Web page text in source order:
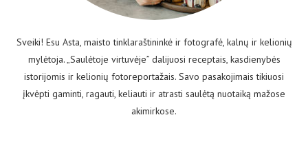
Sveiki! Esu Asta, maisto tinklaraštininkė ir fotografė, kalnų ir kelionių
mylėtoja. „Saulėtoje virtuvėje” dalijuosi receptais, kasdienybės
istorijomis ir kelionių fotoreportažais. Savo pasakojimais tikiuosi
įkvėpti gaminti, ragauti, keliauti ir atrasti saulėtą nuotaiką mažose
akimirkose.